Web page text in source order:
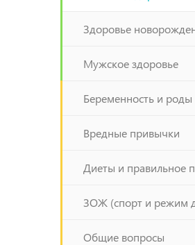
Здоровье
Мужское здоровье
Беременность и роды
Вредные привычки
Диеты и правильное
ЗОЖ (спорт и режим
Общие вопросы